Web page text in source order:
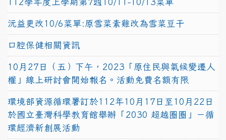
沅益更改10/6菜單:原雪菜素雞改為雪菜豆干
口腔保健相關資訊
10月27日（五）下午，2023「原住民與氣候變遷人
權」線上研討會開始報名。活動免費名額有限
環境部資源循環署訂於112年10月17日至10月22日
於國立臺灣科學教育館舉辦「2030 超越圈圈」－循
環經濟新創展活動